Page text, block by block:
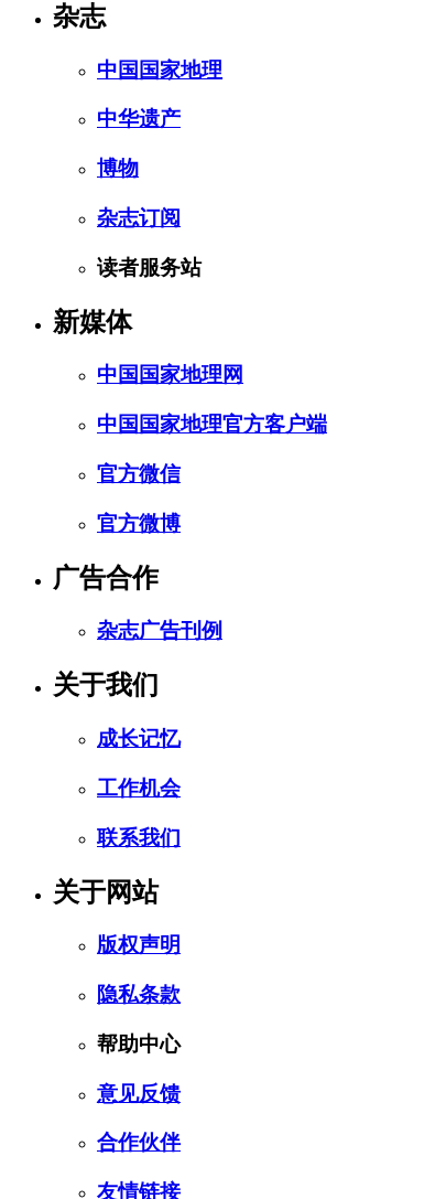
杂志
中国国家地理
中华遗产
博物
杂志订阅
读者服务站
新媒体
中国国家地理网
中国国家地理官方客户端
官方微信
官方微博
广告合作
杂志广告刊例
关于我们
成长记忆
工作机会
联系我们
关于网站
版权声明
隐私条款
帮助中心
意见反馈
合作伙伴
友情链接